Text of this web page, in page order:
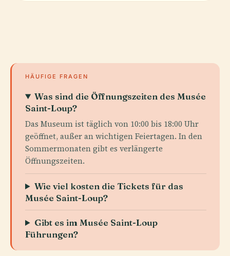
HÄUFIGE FRAGEN
Was sind die Öffnungszeiten des Musée
Saint-Loup?
Das Museum ist täglich von 10:00 bis 18:00 Uhr
geöffnet, außer an wichtigen Feiertagen. In den
Sommermonaten gibt es verlängerte
Öffnungszeiten.
Wie viel kosten die Tickets für das
Musée Saint-Loup?
Gibt es im Musée Saint-Loup
Führungen?